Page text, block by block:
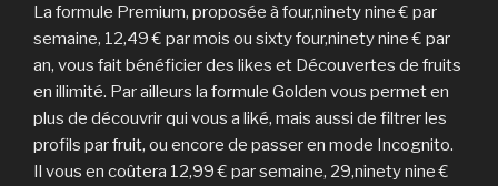
La formule Premium, proposée à four,ninety nine € par
semaine, 12,49 € par mois ou sixty four,ninety nine € par
an, vous fait bénéficier des likes et Découvertes de fruits
en illimité. Par ailleurs la formule Golden vous permet en
plus de découvrir qui vous a liké, mais aussi de filtrer les
profils par fruit, ou encore de passer en mode Incognito.
Il vous en coûtera 12,99 € par semaine, 29,ninety nine €